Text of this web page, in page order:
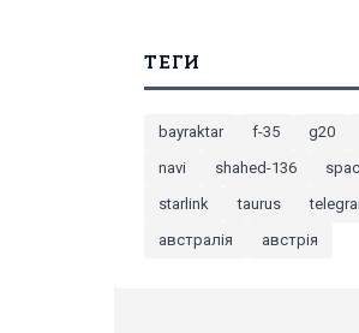
ТЕГИ
bayraktar f-35 g20
navi
shahed-136
starlink
taurus
австралія
австрія